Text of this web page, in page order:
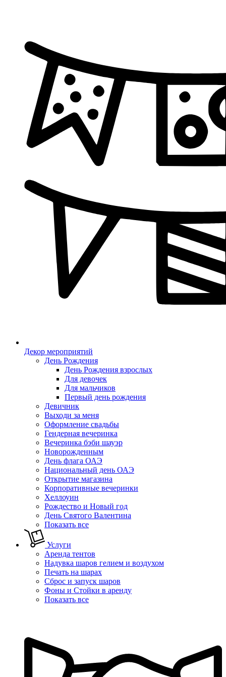
Декор мероприятий
День Рождения
День Рождения взрослых
Для девочек
Для мальчиков
Первый день рождения
Девичник
Выходи за меня
Оформление свадьбы
Гендерная вечеринка
Вечеринка бэби шауэр
Новорожденным
День флага ОАЭ
Национальный день ОАЭ
Открытие магазина
Корпоративные вечеринки
Хеллоуин
Рождество и Новый год
День Святого Валентина
Показать все
Услуги
Аренда тентов
Надувка шаров гелием и воздухом
Печать на шарах
Сброс и запуск шаров
Фоны и Стойки в аренду
Показать все